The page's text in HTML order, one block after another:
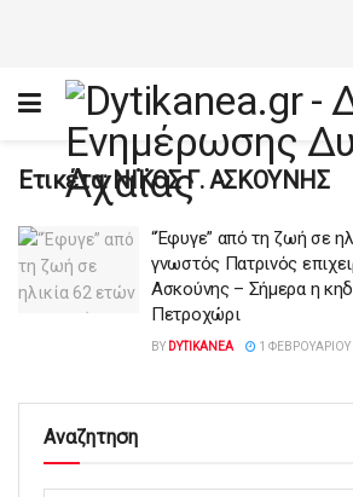
Ετικέτα:ΝΙΚΟΣ Γ. ΑΣΚΟΥΝΗΣ
“Έφυγε” από τη ζωή σε
γνωστός Πατρινός
Ασκούνης – Σήμερα η
Πετροχώρι
BY DYTIKANEA 1 ΦΕΒΡΟΥΑΡΊΟΥ
Αναζητηση